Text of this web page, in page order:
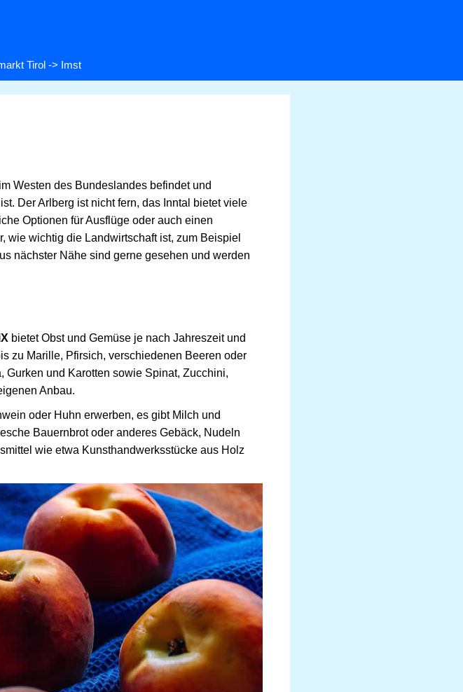
Tirol -> Imst
Westen des Bundeslandes befindet und
Der Arlberg ist nicht fern, das Inntal bietet viele
Optionen für Ausflüge oder auch einen
wie wichtig die Landwirtschaft ist, zum Beispiel
nächster Nähe sind gerne gesehen und werden
bietet Obst und Gemüse je nach Jahreszeit und
zu Marille, Pfirsich, verschiedenen Beeren oder
Gurken und Karotten sowie Spinat, Zucchini,
Anbau.
oder Huhn erwerben, es gibt Milch und
Bauernbrot oder anderes Gebäck, Nudeln
wie etwa Kunsthandwerksstücke aus Holz